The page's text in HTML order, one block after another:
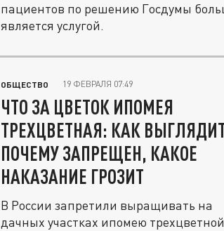
пациентов по решению Госдумы
является услугой.
ОБЩЕСТВО 19 ФЕВРАЛЯ 07:49
ЧТО ЗА ЦВЕТОК ИПОМЕЯ
ТРЕХЦВЕТНАЯ: КАК
ПОЧЕМУ ЗАПРЕЩЕН, КАКОЕ
НАКАЗАНИЕ ГРОЗИТ
В России запретили выращивать на
дачных участках ипомею